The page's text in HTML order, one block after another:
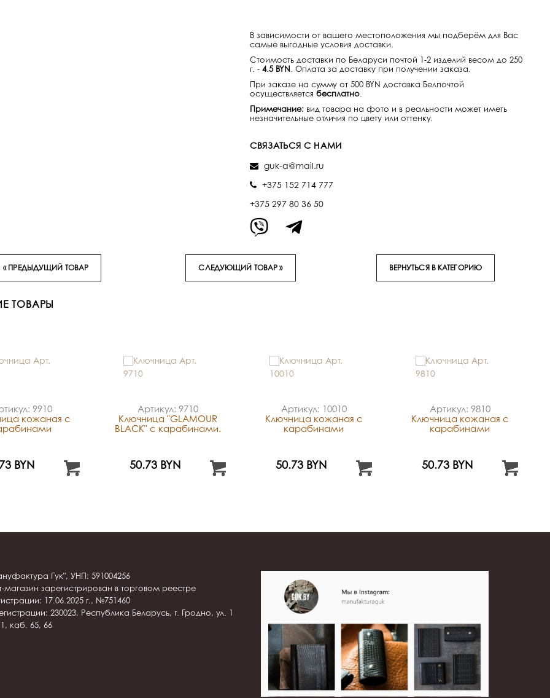
В зависимости от вашего местоположения мы подберём для Вас
самые выгодные условия доставки.
Стоимость доставки по Беларуси почтой 1-2 изделий весом до 250
г. - 4.5 BYN. Оплата за доставку при получении заказа.
При заказе на сумму от 500 BYN доставка Белпочтой
осуществляется бесплатно.
Примечание: вид товара на фото и в реальности может иметь
незначительные отличия по цвету или оттенку.
СВЯЗАТЬСЯ С НАМИ
guk-a@mail.ru
+375 152 714 777
+375 297 80 36 50
« ПРЕДЫДУЩИЙ ТОВАР СЛЕДУЮЩИЙ ТОВАР » ВЕРНУТЬСЯ В КАТЕГОРИЮ
ТОВАРЫ
9910
кожаная с
BYN
Артикул: 9710
Ключница "GLAMOUR
BLACK" с карабинами.
50.73 BYN
Артикул: 10010
Ключница кожаная с
карабинами
50.73 BYN
Артикул: 9810
Ключница кожаная с
карабинами
50.73 BYN
Гук", УНП: 591004256
магазин зарегистрирован в торговом реестре
17.06.2025 г., №751460
230023, Республика Беларусь, г. Гродно, ул. 1
каб. 65, 66